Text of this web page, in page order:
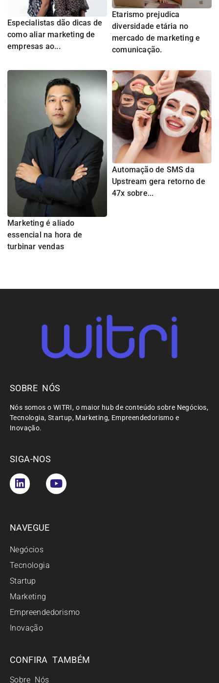
Especialistas dão dicas de
como aliar marketing de
empresas ao...
Etarismo prejudica
diversidade etária no
mercado de marketing e
comunicação.
Marketing é aliado
essencial na hora de
turbinar vendas
Automação de SMS da
Upstream gera retorno de
47x sobre...
SOBRE NÓS
Nós somos o WITRI, o maior hub de conteúdo sobre Negócios,
Tecnologia, Startup, Marketing, Empreendedorismo e
Inovação.
SIGA-NOS
NAVEGUE
Negócios
Tecnologia
Startup
Marketing
Empreendedorismo
Inovação
CONFIRA TAMBÉM
Sobre Nós